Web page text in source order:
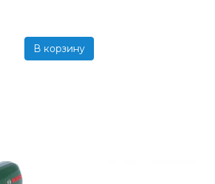
В корзину